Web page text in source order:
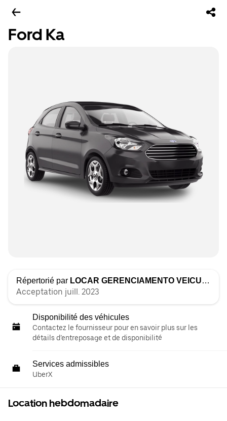
Ford Ka
Répertorié par LOCAR GERENCIAMENTO VEICULAR
Acceptation juill. 2023
Disponibilité des véhicules
Contactez le fournisseur pour en savoir plus sur les
détails d’entreposage et de disponibilité
Services admissibles
UberX
Location hebdomadaire